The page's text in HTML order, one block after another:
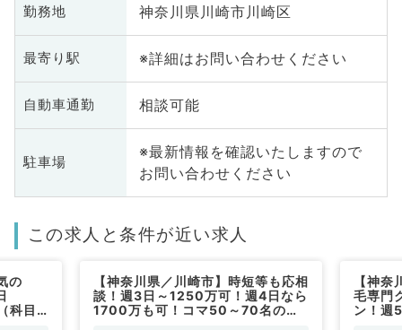
勤務地 神奈川県川崎市川崎区
最寄り駅 ※詳細はお問い合わせください
自動車通勤 相談可能
駐車場
※最新情報を確認いたしますので
お問い合わせください
この求人と条件が近い求人
の
科目
【神奈川県／川崎市】時短等も応相
談！週3日～1250万可！週4日なら
1700万も可！コマ50～70名の外
【神
毛専門
ン！週